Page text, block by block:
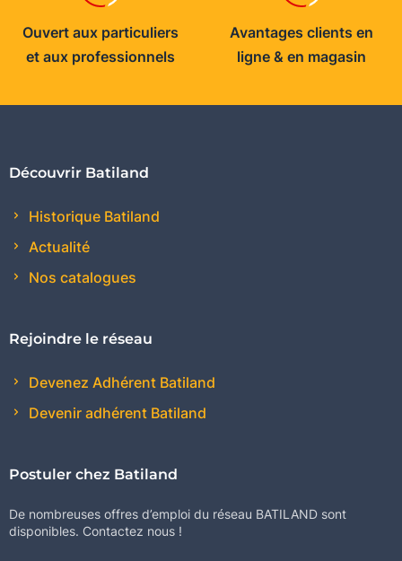
Ouvert aux particuliers
et aux professionnels
Avantages clients en
ligne & en magasin
Découvrir Batiland
Historique Batiland
Actualité
Nos catalogues
Rejoindre le réseau
Devenez Adhérent Batiland
Devenir adhérent Batiland
Postuler chez Batiland
De nombreuses offres d’emploi du réseau BATILAND sont
disponibles. Contactez nous !